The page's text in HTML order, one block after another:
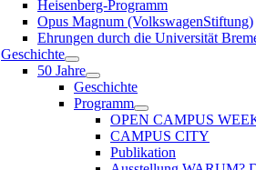
Heisenberg-Programm
Opus Magnum (VolkswagenStiftung)
Ehrungen durch die Universität
Geschichte
50 Jahre
Geschichte
Programm
OPEN CAMPUS
CAMPUS CITY
Publikation